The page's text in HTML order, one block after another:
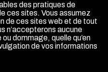
des pratiques de
ces sites. Vous assumez
de ces sites web et de tout
n’accepterons aucune
dommage, quelle qu’en
de vos informations